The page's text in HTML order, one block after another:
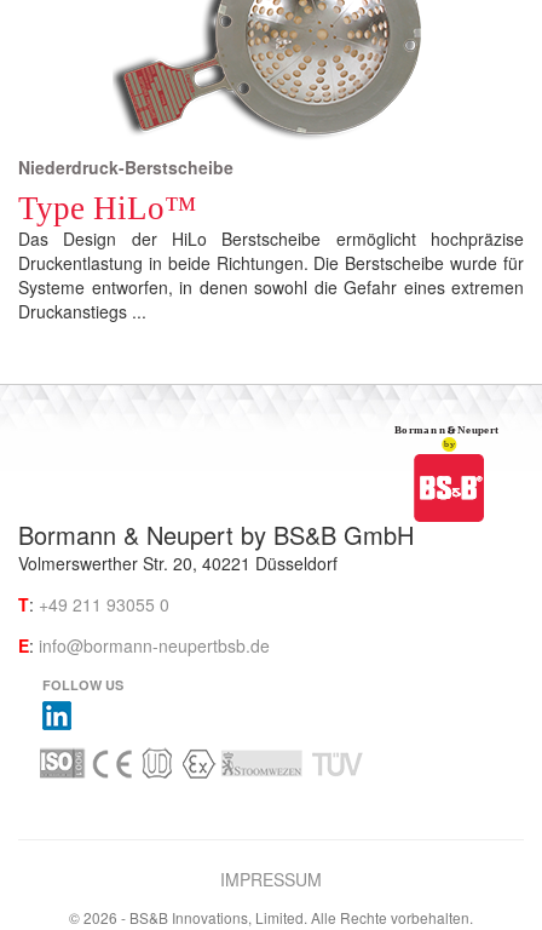
Niederdruck-Berstscheibe
Type HiLo™
Das Design der HiLo Berstscheibe ermöglicht hochpräzise
Druckentlastung in beide Richtungen. Die Berstscheibe wurde für
Systeme entworfen, in denen sowohl die Gefahr eines extremen
Druckanstiegs ...
Bormann & Neupert by BS&B GmbH
Volmerswerther Str. 20, 40221 Düsseldorf
T: +49 211 93055 0
E: info@bormann-neupertbsb.de
FOLLOW US
IMPRESSUM
© 2026 - BS&B Innovations, Limited. Alle Rechte vorbehalten.